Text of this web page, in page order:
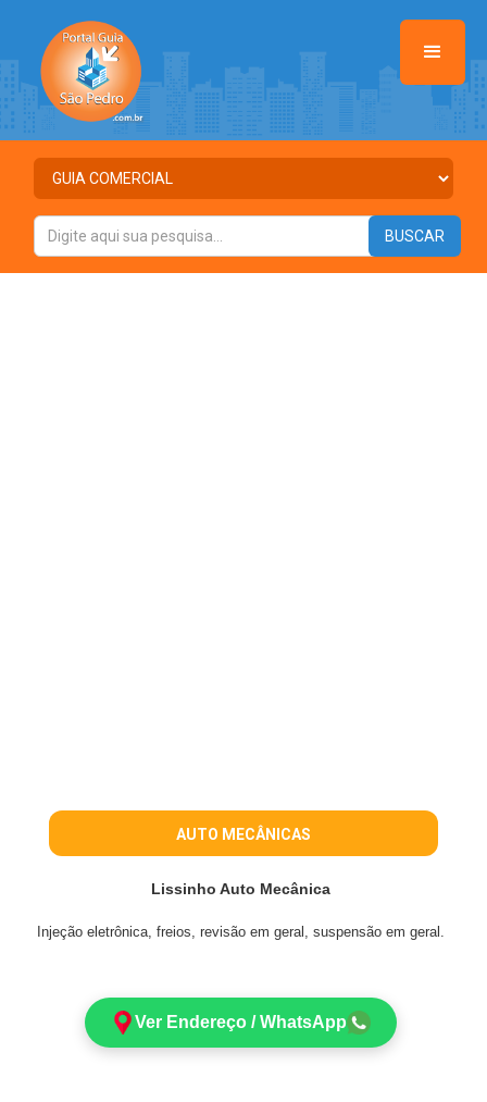
AUTO MECÂNICAS
Lissinho Auto Mecânica
Injeção eletrônica, freios, revisão em geral, suspensão em geral.
Ver Endereço / WhatsApp